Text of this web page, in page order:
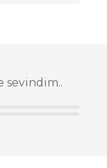
sevindim..